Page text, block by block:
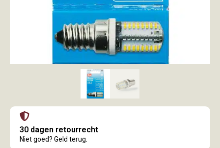
30 dagen retourrecht
Niet goed? Geld terug.